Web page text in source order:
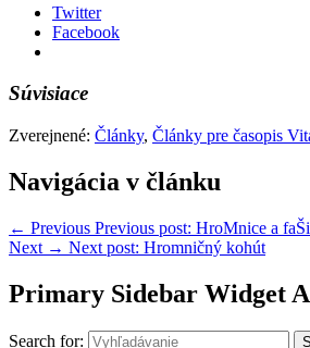
Twitter
Facebook
Súvisiace
Zverejnené: Články, Články pre časopis
Navigácia v článku
← Previous Previous post: HroMnice a
Next → Next post: Hromničný kohút
Primary Sidebar Widget
Search for: